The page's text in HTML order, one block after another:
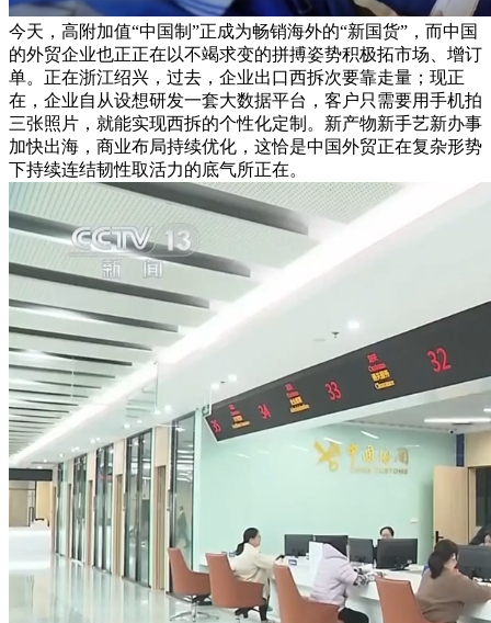
今天，高附加值“中国制”正成为畅销海外的“新国货”，而中国
的外贸企业也正正在以不竭求变的拼搏姿势积极拓市场、增订
单。正在浙江绍兴，过去，企业出口西拆次要靠走量；现正
在，企业自从设想研发一套大数据平台，客户只需要用手机拍
三张照片，就能实现西拆的个性化定制。新产物新手艺新办事
加快出海，商业布局持续优化，这恰是中国外贸正在复杂形势
下持续连结韧性取活力的底气所正在。